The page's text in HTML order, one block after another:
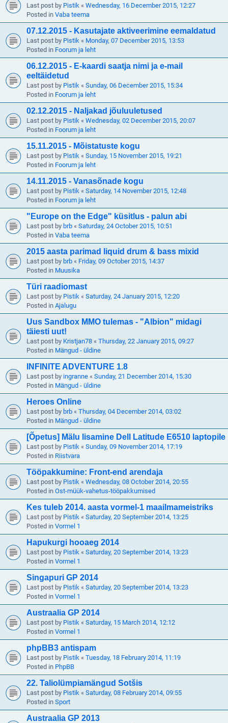
Last post by Pistik « Wednesday, 16 December 2015, 12:27
Posted in Vaba teema
07.12.2015 - Kasutajate aktiveerimine eemaldatud
Last post by Pistik « Monday, 07 December 2015, 13:53
Posted in Foorum ja leht
06.12.2015 - E-kaardi saatja nimi ja e-mail
eeltäidetud
Last post by Pistik « Sunday, 06 December 2015, 15:34
Posted in Foorum ja leht
02.12.2015 - Naljakad jõuluuletused
Last post by Pistik « Wednesday, 02 December 2015, 20:07
Posted in Foorum ja leht
15.11.2015 - Mõistatuste kogu
Last post by Pistik « Sunday, 15 November 2015, 19:21
Posted in Foorum ja leht
14.11.2015 - Vanasõnade kogu
Last post by Pistik « Saturday, 14 November 2015, 12:48
Posted in Foorum ja leht
"Europe on the Edge" küsitlus - palun abi
Last post by brb « Saturday, 24 October 2015, 10:51
Posted in Vaba teema
2015 aasta parimad liquid drum & bass mixid
Last post by brb « Friday, 09 October 2015, 14:37
Posted in Muusika
Türi raadiomast
Last post by Pistik « Saturday, 24 January 2015, 12:20
Posted in Ajalugu
Uus Sandbox MMO tulemas - "Albion" midagi
täiesti uut!
Last post by Kristjan78 « Thursday, 22 January 2015, 09:27
Posted in Mängud - üldine
INFINITE ADVENTURE 1.8
Last post by ingranne « Sunday, 21 December 2014, 15:30
Posted in Mängud - üldine
Heroes Online
Last post by brb « Thursday, 04 December 2014, 03:02
Posted in Mängud - üldine
[Õpetus] Mälu lisamine Dell Latitude E6510 laptopile
Last post by Pistik « Sunday, 09 November 2014, 17:19
Posted in Riistvara
Tööpakkumine: Front-end arendaja
Last post by Pistik « Wednesday, 08 October 2014, 20:55
Posted in Ost-müük-vahetus-tööpakkumised
Kes tuleb 2014. aasta vormel-1 maailmameistriks
Last post by Pistik « Saturday, 20 September 2014, 13:25
Posted in Vormel 1
Hapukurgi hooaeg 2014
Last post by Pistik « Saturday, 20 September 2014, 13:23
Posted in Vormel 1
Singapuri GP 2014
Last post by Pistik « Saturday, 20 September 2014, 13:23
Posted in Vormel 1
Austraalia GP 2014
Last post by Pistik « Saturday, 15 March 2014, 12:12
Posted in Vormel 1
phpBB3 antispam
Last post by Pistik « Tuesday, 18 February 2014, 11:19
Posted in PhpBB
22. Taliolümpiamängud Sotšis
Last post by Pistik « Saturday, 08 February 2014, 09:55
Posted in Sport
Austraalia GP 2013